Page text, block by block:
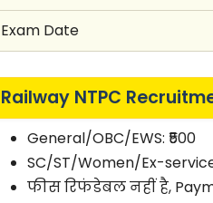
Exam Date
Railway NTPC
General/OBC/EWS: ₹500
SC/ST/Women/Ex-
फीस रिफंडेबल नहीं है,